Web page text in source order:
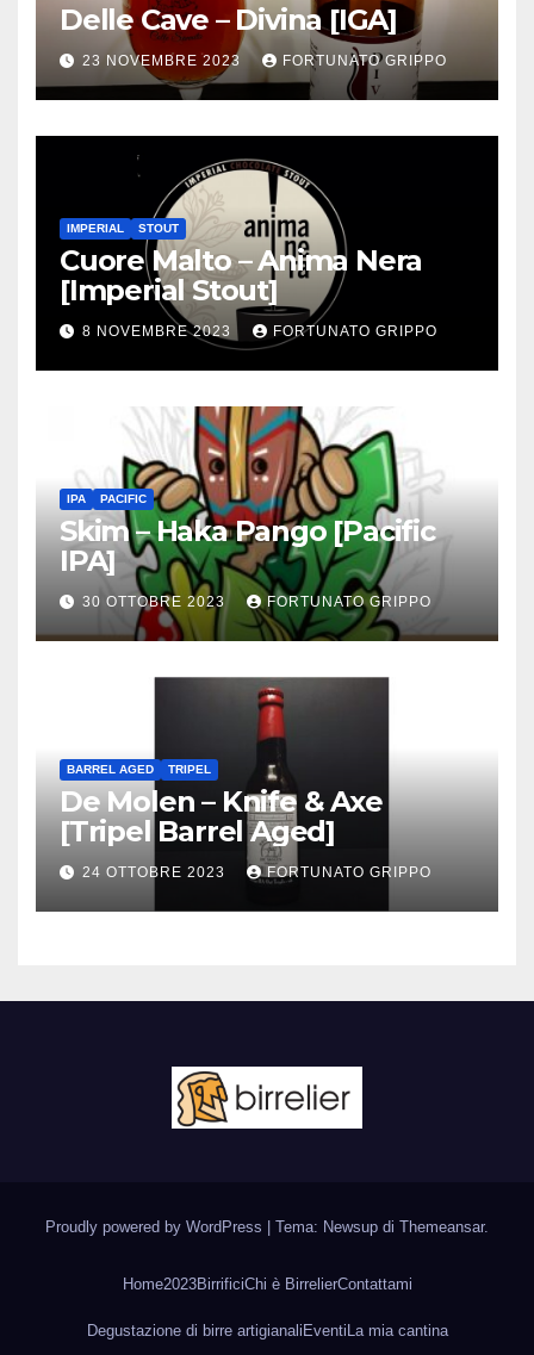
Delle Cave – Divina [IGA]
23 NOVEMBRE 2023 FORTUNATO GRIPPO
IMPERIAL STOUT
Cuore Malto – Anima Nera
[Imperial Stout]
8 NOVEMBRE 2023 FORTUNATO GRIPPO
IPA PACIFIC
Skim – Haka Pango [Pacific
IPA]
30 OTTOBRE 2023 FORTUNATO GRIPPO
BARREL AGED TRIPEL
De Molen – Knife & Axe
[Tripel Barrel Aged]
24 OTTOBRE 2023 FORTUNATO GRIPPO
Proudly powered by WordPress | Tema: Newsup di Themeansar.
Home2023BirrificiChi è BirrelierContattami
Degustazione di birre artigianaliEventiLa mia cantina